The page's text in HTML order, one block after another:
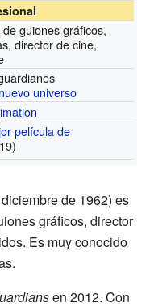
guiones gráficos,
director de cine,
universo
película de
de 1962) es
gráficos, director
Es muy conocido
en 2012. Con